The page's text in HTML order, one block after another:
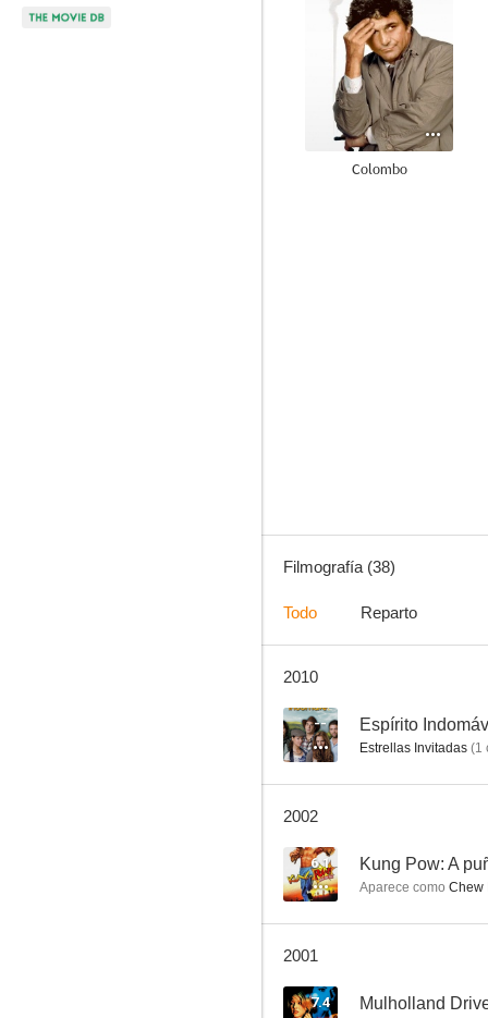
Colombo
7.7
Filmografía (38)
Todo Reparto
2010
-- Espírito
Estrellas Invitadas (1
2002
6.1 Kung Pow: A
Aparece como Chew
2001
7.4 Mulholland